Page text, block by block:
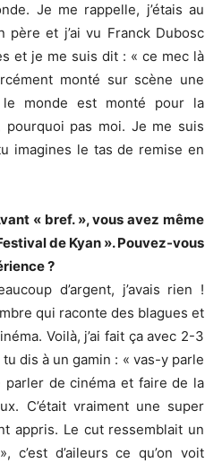
Je me rappelle, j’étais au
père et j’ai vu Franck Dubosc
et je me suis dit : « ce mec là
monté sur scène une
monde est monté pour la
pas moi. Je me suis
imagines le tas de remise en
« bref. », vous avez même
de Kyan ». Pouvez-vous
?
d’argent, j’avais rien !
qui raconte des blagues et
Voilà, j’ai fait ça avec 2-3
dis à un gamin : « vas-y parle
de cinéma et faire de la
C’était vraiment une super
appris. Le cut ressemblait un
d’aileurs ce qu’on voit